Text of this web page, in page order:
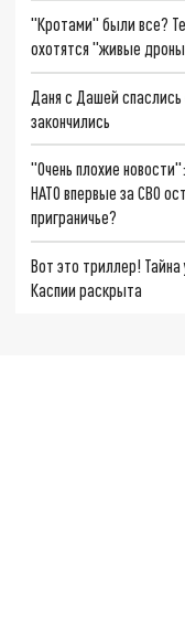
"Кротами" были все?
охотятся "живые
Даня с Дашей
закончились
"Очень плохие
НАТО впервые за СВО
приграничье?
Вот это триллер!
Каспии раскрыта